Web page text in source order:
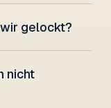
gelockt?
nicht